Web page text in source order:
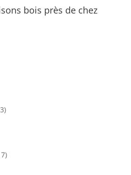
bois près de chez